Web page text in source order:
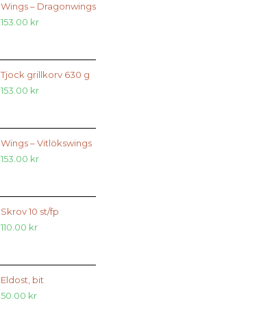
Wings – Dragonwings
153.00 kr
Tjock grillkorv 630 g
153.00 kr
Wings – Vitlökswings
153.00 kr
Skrov 10 st/fp
110.00 kr
Eldost, bit
50.00 kr